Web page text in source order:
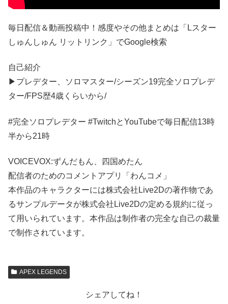
毎日配信＆動画投稿中！感度やその他まとめは「Lスター
しゅんしゅん リットリンク」でGoogle検索
自己紹介
▶プレデター、ソロマスター/シーズン19完全ソロプレデ
ター/FPS歴4歳くらいから/
#完全ソロプレデター #TwitchとYouTubeで毎日配信13時
半から21時
VOICEVOX:ずんだもん、四国めたん
配信者のためのコメントアプリ「わんコメ」
本作品のキャラクターには株式会社Live2Dの著作物であ
るサンプルデータが株式会社Live2Dの定める規約に従っ
て用いられています。本作品は制作者の完全な自己の裁量
で制作されています。
APEX LEGENDS
シェアしてね！